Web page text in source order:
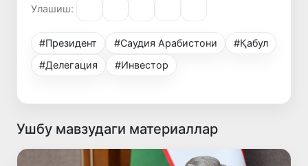
Улашиш:
#Президент #Саудия Арабистони
#Қабул
#Делегация
#Инвестор
Ушбу мавзудаги материаллар